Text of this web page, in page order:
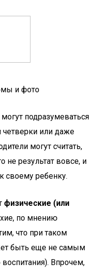
и фото
подразумеваться
четверки или даже
могут считать,
не результат вовсе, и
своему ребенку.
физические (или
по мнению
что при таком
быть еще не самым
Впрочем,